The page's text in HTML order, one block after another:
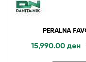
PERALNA
15,990.00ден